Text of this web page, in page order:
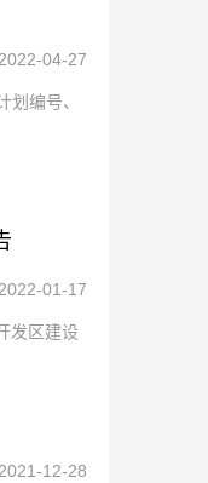
2022-04-27
编号、
2022-01-17
发区建设
2021-12-28